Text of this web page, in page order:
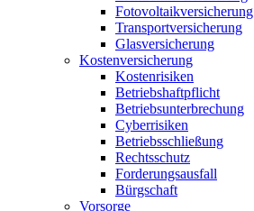
Fotovoltaikversicherung
Transportversicherung
Glasversicherung
Kostenversicherung
Kostenrisiken
Betriebshaftpflicht
Betriebsunterbrechung
Cyberrisiken
Betriebsschließung
Rechtsschutz
Forderungsausfall
Bürgschaft
Vorsorge